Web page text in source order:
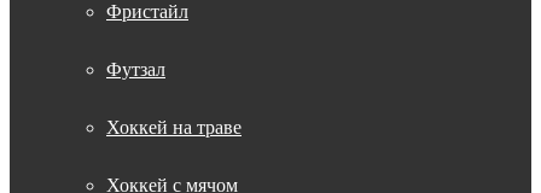
Фристайл
Футзал
Хоккей на траве
Хоккей с мячом